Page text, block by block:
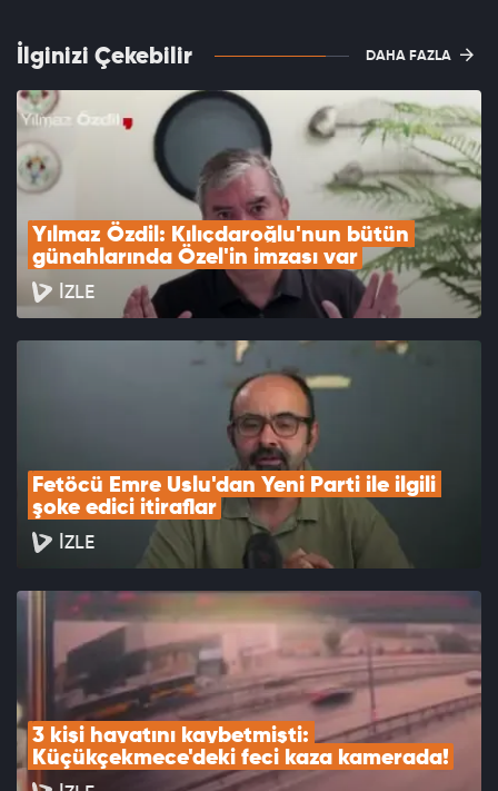
İlginizi Çekebilir DAHA FAZLA
Yılmaz Özdil: Kılıçdaroğlu'nun bütün
günahlarında Özel'in imzası var
İZLE
Fetöcü Emre Uslu'dan Yeni Parti ile ilgili
şoke edici itiraflar
İZLE
3 kişi hayatını kaybetmişti:
Küçükçekmece'deki feci kaza kamerada!